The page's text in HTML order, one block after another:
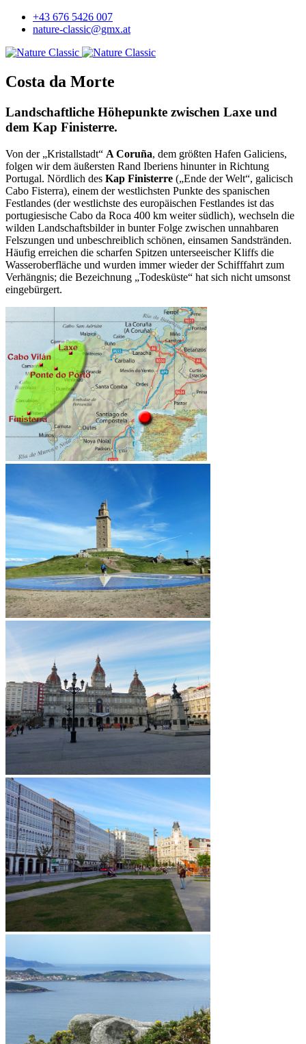
+43 676 5426 007
nature-classic@gmx.at
Costa da Morte
Landschaftliche Höhepunkte zwischen Laxe und
dem Kap Finisterre.
Von der „Kristallstadt“ A Coruña, dem größten Hafen Galiciens,
folgen wir dem äußersten Rand Iberiens hinunter in Richtung
Portugal. Nördlich des Kap Finisterre („Ende der Welt“, galicisch
Cabo Fisterra), einem der westlichsten Punkte des spanischen
Festlandes (der westlichste des europäischen Festlandes ist das
portugiesische Cabo da Roca 400 km weiter südlich), wechseln die
wilden Landschaftsbilder in bunter Folge zwischen unnahbaren
Felszungen und unbeschreiblich schönen, einsamen Sandstränden.
Häufig erreichen die scharfen Spitzen unterseeischer Kliffs die
Wasseroberfläche und wurden immer wieder der Schifffahrt zum
Verhängnis; die Bezeichnung „Todesküste“ hat sich nicht umsonst
eingebürgert.